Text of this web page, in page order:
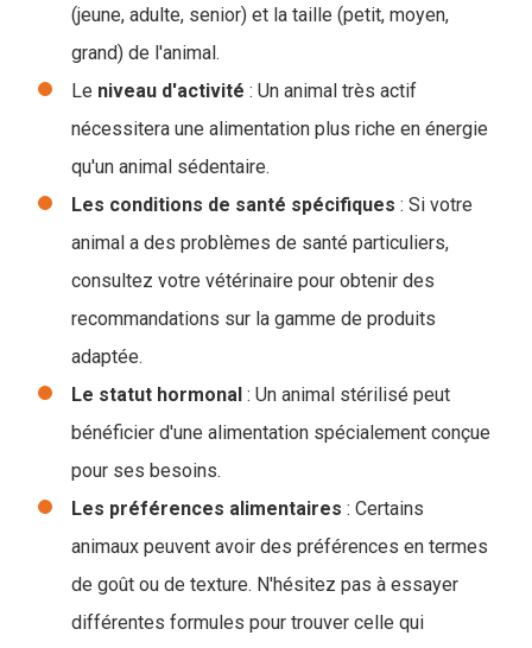
(jeune, adulte, senior) et la taille (petit, moyen,
grand) de l'animal.
Le niveau d'activité : Un animal très actif
nécessitera une alimentation plus riche en énergie
qu'un animal sédentaire.
Les conditions de santé spécifiques : Si votre
animal a des problèmes de santé particuliers,
consultez votre vétérinaire pour obtenir des
recommandations sur la gamme de produits
adaptée.
Le statut hormonal : Un animal stérilisé peut
bénéficier d'une alimentation spécialement conçue
pour ses besoins.
Les préférences alimentaires : Certains
animaux peuvent avoir des préférences en termes
de goût ou de texture. N'hésitez pas à essayer
différentes formules pour trouver celle qui